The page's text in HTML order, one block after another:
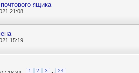
ящика
21:08
15:19
1 2 3 ... 24